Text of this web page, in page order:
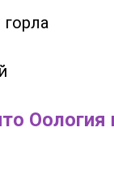
Оология